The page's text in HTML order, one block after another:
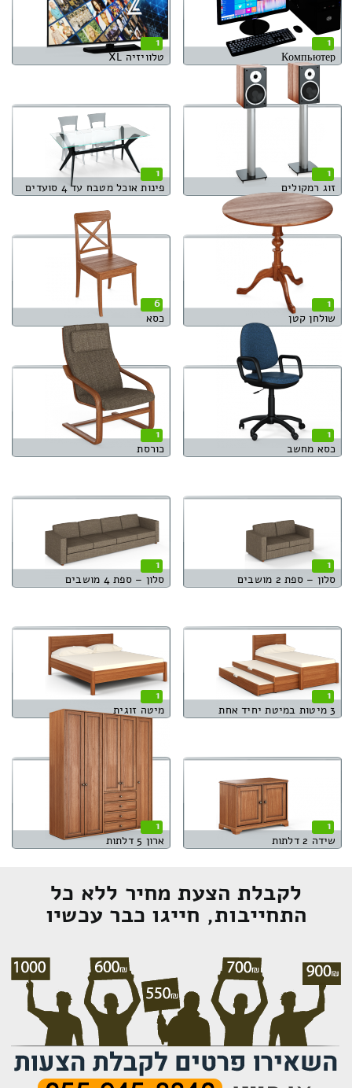
1
Компьютер
1
טלוויזיה XL
1
זוג רמקולים
1
פינות אוכל מטבח עד 4 סועדים
1
שולחן קטן
6
כסא
1
כסא מחשב
1
כורסת
1
סלון – ספת 2 מושבים
1
סלון – ספת 4 מושבים
1
3 מיטות במיטת יחיד אחת
1
מיטה זוגית
1
שידה 2 דלתות
1
ארון 5 דלתות
לקבלת הצעת מחיר ללא כל
התחייבות, חייגו כבר עכשיו